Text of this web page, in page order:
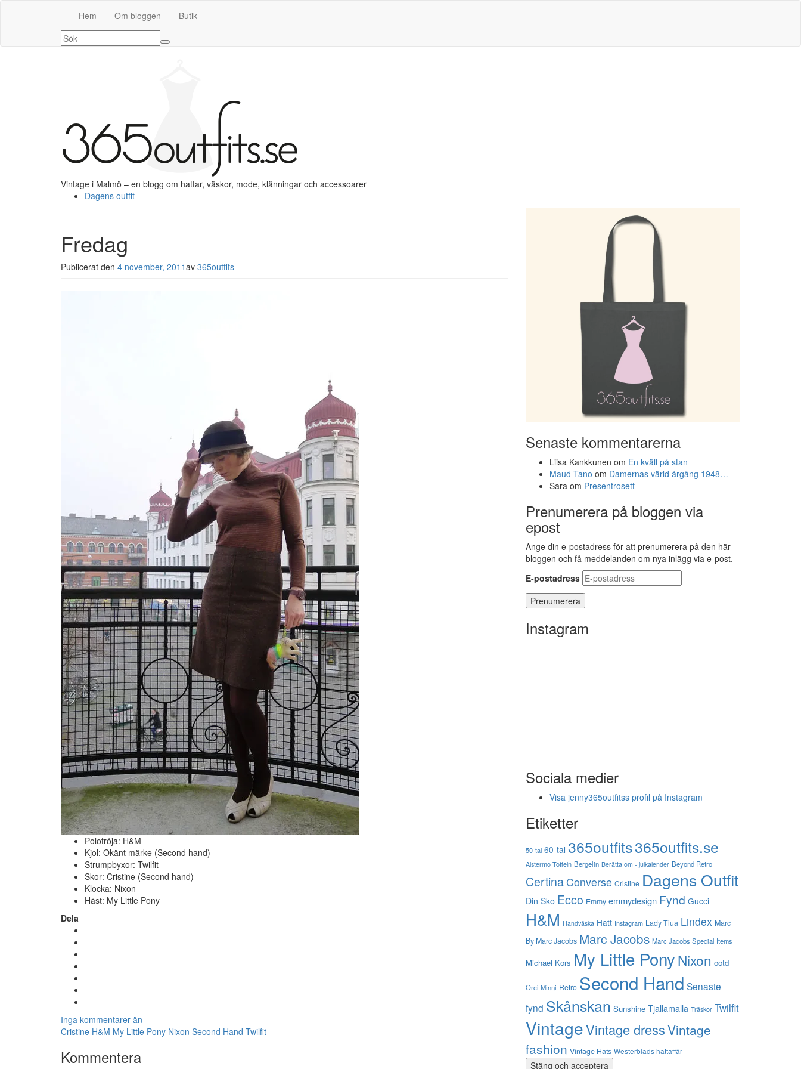
Hem Om bloggen Butik
Vintage i Malmö – en blogg om hattar, väskor, mode, klänningar och accessoarer
Dagens outfit
Fredag
Publicerat den 4 november, 2011av 365outfits
Polotröja: H&M
Kjol: Okänt märke (Second hand)
Strumpbyxor: Twilfit
Skor: Cristine (Second hand)
Klocka: Nixon
Häst: My Little Pony
Dela
Inga kommentarer än
Cristine H&M My Little Pony Nixon Second Hand Twilfit
Kommentera
Senaste kommentarerna
Liisa Kankkunen om En kväll på stan
Maud Tano om Damernas värld årgång 1948…
Sara om Presentrosett
Prenumerera på bloggen via
epost
Ange din e-postadress för att prenumerera på den här
bloggen och få meddelanden om nya inlägg via e-post.
E-postadress
Instagram
Sociala medier
Visa jenny365outfitss profil på Instagram
Etiketter
50-tal 60-tal 365outfits365outfits.se
Alstermo Toffeln Bergelin Berätta om - julkalender Beyond Retro
CertinaConverse Cristine Dagens Outfit
Din Sko Ecco Emmy emmydesign Fynd Gucci
H&M Handväska Hatt Instagram Lady Tiua Lindex Marc
By Marc Jacobs Marc Jacobs Marc Jacobs Special Items
Michael Kors My Little PonyNixon ootd
Orci Minni Retro Second Hand Senaste
fynd Skånskan Sunshine Tjallamalla Träskor Twilfit
VintageVintage dressVintage
fashion Vintage Hats Westerblads hattaffär